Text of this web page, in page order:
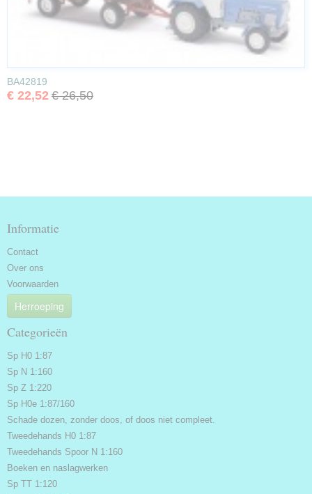
BA42819
€ 22,52 € 26,50
Informatie
Contact
Over ons
Voorwaarden
Herroeping
Categorieën
Sp H0 1:87
Sp N 1:160
Sp Z 1:220
Sp H0e 1:87/160
Schade dozen, zonder doos, of doos niet compleet.
Tweedehands H0 1:87
Tweedehands Spoor N 1:160
Boeken en naslagwerken
Sp TT 1:120